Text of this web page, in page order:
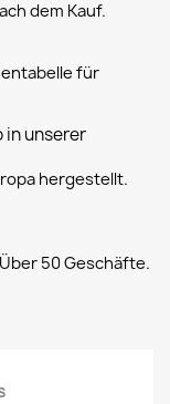
dem Kauf.
für
in unserer
hergestellt.
50 Geschäfte.